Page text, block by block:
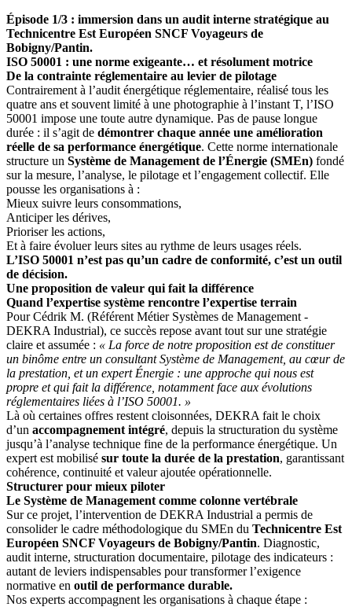
Épisode 1/3 : immersion dans un audit interne stratégique au
Technicentre Est Européen SNCF Voyageurs de
Bobigny/Pantin.
ISO 50001 : une norme exigeante… et résolument motrice
De la contrainte réglementaire au levier de pilotage
Contrairement à l’audit énergétique réglementaire, réalisé tous les
quatre ans et souvent limité à une photographie à l’instant T, l’ISO
50001 impose une toute autre dynamique. Pas de pause longue
durée : il s’agit de démontrer chaque année une amélioration
réelle de sa performance énergétique. Cette norme internationale
structure un Système de Management de l’Énergie (SMEn) fondé
sur la mesure, l’analyse, le pilotage et l’engagement collectif. Elle
pousse les organisations à :
Mieux suivre leurs consommations,
Anticiper les dérives,
Prioriser les actions,
Et à faire évoluer leurs sites au rythme de leurs usages réels.
L’ISO 50001 n’est pas qu’un cadre de conformité, c’est un outil
de décision.
Une proposition de valeur qui fait la différence
Quand l’expertise système rencontre l’expertise terrain
Pour Cédrik M. (Référent Métier Systèmes de Management -
DEKRA Industrial), ce succès repose avant tout sur une stratégie
claire et assumée : « La force de notre proposition est de constituer
un binôme entre un consultant Système de Management, au cœur de
la prestation, et un expert Énergie : une approche qui nous est
propre et qui fait la différence, notamment face aux évolutions
réglementaires liées à l’ISO 50001. »
Là où certaines offres restent cloisonnées, DEKRA fait le choix
d’un accompagnement intégré, depuis la structuration du système
jusqu’à l’analyse technique fine de la performance énergétique. Un
expert est mobilisé sur toute la durée de la prestation, garantissant
cohérence, continuité et valeur ajoutée opérationnelle.
Structurer pour mieux piloter
Le Système de Management comme colonne vertébrale
Sur ce projet, l’intervention de DEKRA Industrial a permis de
consolider le cadre méthodologique du SMEn du Technicentre Est
Européen SNCF Voyageurs de Bobigny/Pantin. Diagnostic,
audit interne, structuration documentaire, pilotage des indicateurs :
autant de leviers indispensables pour transformer l’exigence
normative en outil de performance durable.
Nos experts accompagnent les organisations à chaque étape :